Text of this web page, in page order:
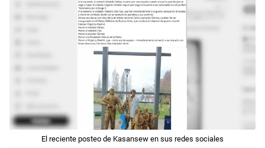
El reciente posteo de Kasansew en sus redes sociales